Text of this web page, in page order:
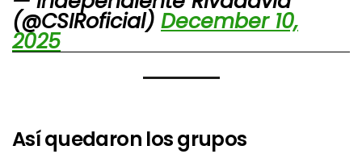
(@CSIRoficial) December 10,
2025
Así quedaron los grupos